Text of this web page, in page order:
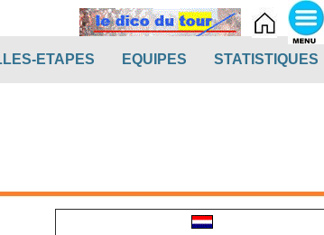
ETAPES (current)
EQUIPES (current)
STATISTIQUES